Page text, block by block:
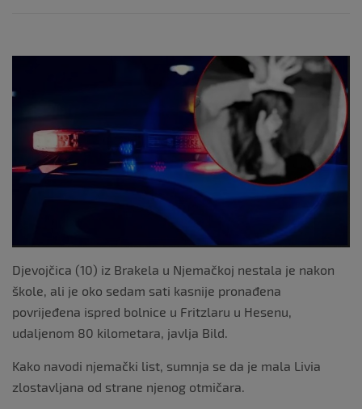
e
b
o
k
Djevojčica (10) iz Brakela u Njemačkoj nestala je nakon
škole, ali je oko sedam sati kasnije pronađena
povrijeđena ispred bolnice u Fritzlaru u Hesenu,
udaljenom 80 kilometara, javlja Bild.
Kako navodi njemački list, sumnja se da je mala Livia
zlostavljana od strane njenog otmičara.